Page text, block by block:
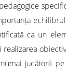
ca un
jucătorii